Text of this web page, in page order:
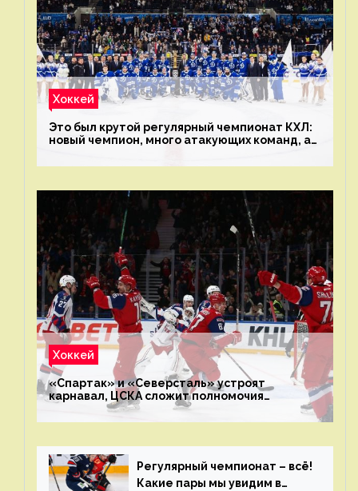
Хоккей
Это был крутой регулярный чемпионат КХЛ:
новый чемпион, много атакующих команд, а
Хоккей
«Спартак» и «Северсталь» устроят
карнавал, ЦСКА сложит полномочия
чемпиона. Превью первого раунда плей-офф
на Западе
Регулярный чемпионат – всё!
Какие пары мы увидим в